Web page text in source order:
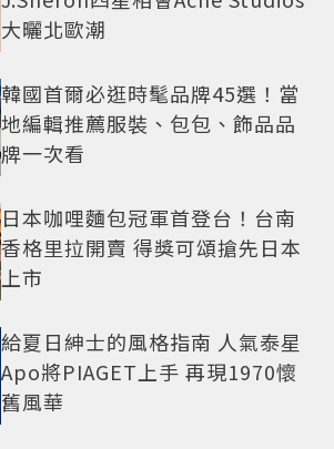
大曬北歐潮
韓國首爾必逛時髦品牌45選！當
地編輯推薦服裝、包包、飾品品
牌一次看
日本咖哩麵包冠軍首登台！台南
香格里拉開賣 得獎可頌搶先日本
上市
給夏日紳士的風格指南 人氣泰星
Apo將PIAGET上手 再現1970懷
舊風華